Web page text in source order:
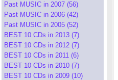
Past MUSIC in 2007 (56)
Past MUSIC in 2006 (42)
Past MUSIC in 2005 (52)
BEST 10 CDs in 2013 (7)
BEST 10 CDs in 2012 (7)
BEST 10 CDs in 2011 (6)
BEST 10 CDs in 2010 (7)
BEST 10 CDs in 2009 (10)